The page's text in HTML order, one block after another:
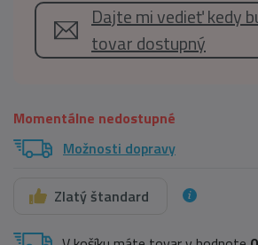
Dajte mi vedieť kedy
tovar dostupný
Momentálne nedostupné
Možnosti dopravy
Zlatý štandard